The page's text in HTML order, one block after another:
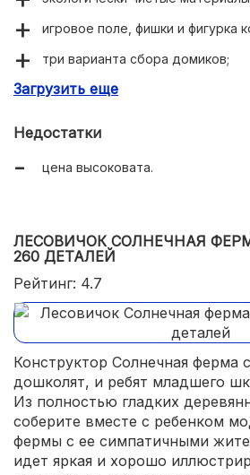
игровое поле, фишки и фигурка
три варианта сбора домиков;
продается в подарочной
Загрузить еще
Недостатки
цена высоковата.
ЛЕСОВИЧОК СОЛНЕЧНАЯ
260 ДЕТАЛЕЙ
Рейтинг: 4.7
Конструктор Солнечная ферма
дошколят, и ребят младшего
Из полностью гладких
соберите вместе с ребенком
фермы с ее симпатичными
идет яркая и хорошо